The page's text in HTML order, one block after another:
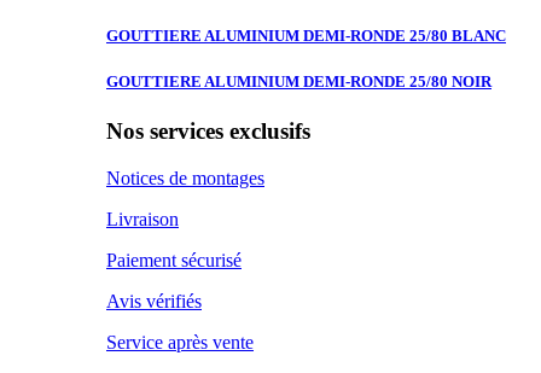
GOUTTIERE ALUMINIUM DEMI-RONDE 25/80 BLANC
GOUTTIERE ALUMINIUM DEMI-RONDE 25/80 NOIR
Nos services exclusifs
Notices de montages
Livraison
Paiement sécurisé
Avis vérifiés
Service après vente